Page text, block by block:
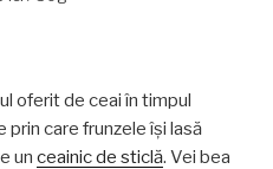
oferit de ceai în timpul
prin care frunzele îşi lasă
un ceainic de sticlă. Vei bea